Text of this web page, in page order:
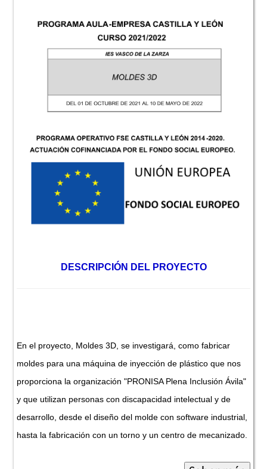
DESCRIPCIÓN DEL PROYECTO
En el proyecto, Moldes 3D, se investigará, como fabricar
moldes para una máquina de inyección de plástico que nos
proporciona la organización "PRONISA Plena Inclusión Ávila"
y que utilizan personas con discapacidad intelectual y de
desarrollo, desde el diseño del molde con software industrial,
hasta la fabricación con un torno y un centro de mecanizado.